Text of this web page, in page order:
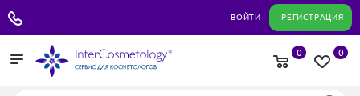
ВОЙТИ РЕГИСТРАЦИЯ
0
0